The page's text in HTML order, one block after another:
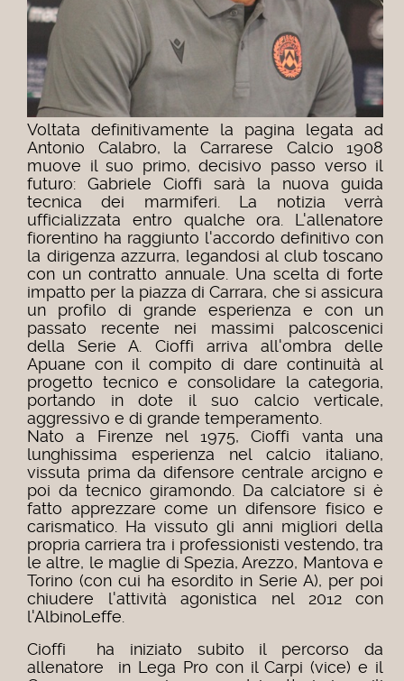
Voltata definitivamente la pagina legata ad
Antonio Calabro, la Carrarese Calcio 1908
muove il suo primo, decisivo passo verso il
futuro: Gabriele Cioffi sarà la nuova guida
tecnica dei marmiferi. La notizia verrà
ufficializzata entro qualche ora. L'allenatore
fiorentino ha raggiunto l'accordo definitivo con
la dirigenza azzurra, legandosi al club toscano
con un contratto annuale. Una scelta di forte
impatto per la piazza di Carrara, che si assicura
un profilo di grande esperienza e con un
passato recente nei massimi palcoscenici
della Serie A. Cioffi arriva all'ombra delle
Apuane con il compito di dare continuità al
progetto tecnico e consolidare la categoria,
portando in dote il suo calcio verticale,
aggressivo e di grande temperamento.
Nato a Firenze nel 1975, Cioffi vanta una
lunghissima esperienza nel calcio italiano,
vissuta prima da difensore centrale arcigno e
poi da tecnico giramondo. Da calciatore si è
fatto apprezzare come un difensore fisico e
carismatico. Ha vissuto gli anni migliori della
propria carriera tra i professionisti vestendo, tra
le altre, le maglie di Spezia, Arezzo, Mantova e
Torino (con cui ha esordito in Serie A), per poi
chiudere l'attività agonistica nel 2012 con
l'AlbinoLeffe.
Cioffi ha iniziato subito il percorso da
allenatore in Lega Pro con il Carpi (vice) e il